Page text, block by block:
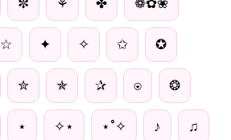
☆ ✦ ✧ ✩ ✪
✮ ✯ ✰ ⍟ ❂
⋆ ✧⋆ ⋆˚✧ ♪ ♫